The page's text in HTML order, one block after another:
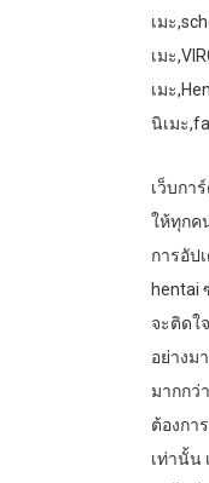
เมะ
เมะ
เมะ
นิเมะ
เว็บกา
ให้ทุกค
การอัป
hentai
จะติดใ
อย่างม
มากกว่
ต้องกา
เท่านั้น